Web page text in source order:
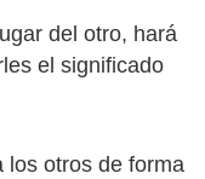
del otro, hará
el significado
los otros de forma